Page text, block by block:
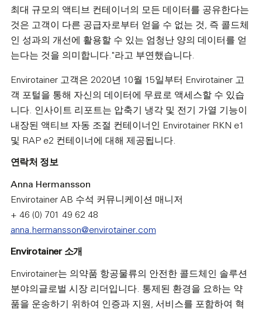
최대 규모의 액티브 컨테이너의 모든 데이터를 공유한다는
것은 고객이 다른 공급자로부터 얻을 수 없는 것, 즉 콜드체
인 성과의 개선에 활용할 수 있는 엄청난 양의 데이터를 얻
는다는 것을 의미합니다."라고 부연했습니다.
Envirotainer 고객은 2020년 10월 15일부터 Envirotainer 고
객 포털을 통해 자신의 데이터에 무료로 액세스할 수 있습
니다. 인사이트 리포트는 압축기 냉각 및 전기 가열 기능이
내장된 액티브 자동 조절 컨테이너인 Envirotainer RKN e1
및 RAP e2 컨테이너에 대해 제공됩니다.
연락처 정보
Anna Hermansson
Envirotainer AB 수석 커뮤니케이션 매니저
+ 46 (0) 701 49 62 48
anna.hermansson@envirotainer.com
Envirotainer 소개
Envirotainer는 의약품 항공물류의 안전한 콜드체인 솔루션
분야의글로벌 시장 리더입니다. 통제된 환경을 요하는 약
품을 운송하기 위하여 인증과 지원, 서비스를 포함하여 혁